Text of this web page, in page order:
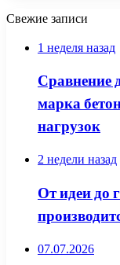
Свежие записи
1 неделя назад
марка
нагрузок
2 недели назад
От идеи до
07.07.2026